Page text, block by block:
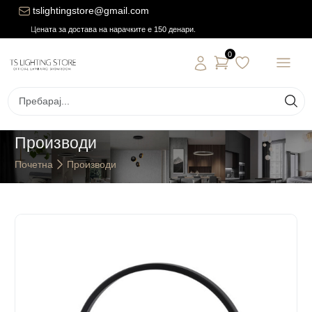
tslightingstore@gmail.com
Цената за достава на нарачките е 150 денари.
0
Производи
Почетна Производи